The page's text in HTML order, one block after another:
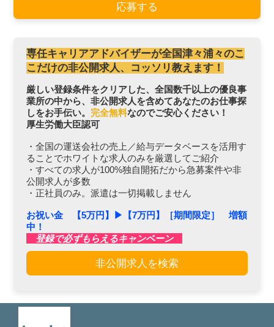
応募する
専任キャリアアドバイザーが全国津々浦々のこ
こだけの非公開求人、コッソリ教えます！
厳しい登録条件をクリアした、全国数千以上の優良事
業所の中から、非公開求人を含めてあなたのお仕事探
しをお手伝い。 完全無料なのでご安心ください！
厚生労働大臣認可
・全国の運送会社の売上／給与データベースを活用す
ることでホワイトな求人のみを厳選してご紹介
・すべての求人が100%独自開拓だから急募案件や非
公開求人が多数
・正社員のみ。派遣は一切掲載しません
お祝い金 【5万円】▶︎【7万円】［期間限定］ 増額
中！
登録で必ずもらえるキャンペーン
非公開求人を検索